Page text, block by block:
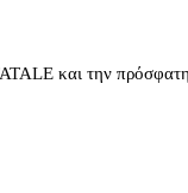
και την